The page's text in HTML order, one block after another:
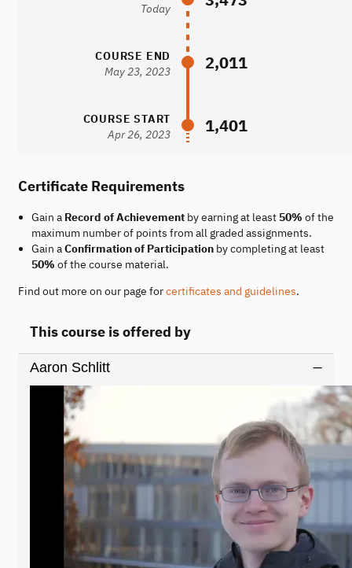
Today
COURSE END
May 23, 2023
2,011
COURSE START
Apr 26, 2023
1,401
Certificate Requirements
Gain a Record of Achievementby earning at least 50% of the
maximum number of points from all graded assignments.
Gain aConfirmation of Participationby completing at least
50% of the course material.
Find out more on our page forcertificates and guidelines.
This course is offered by
Aaron Schlitt